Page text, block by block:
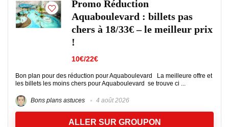
Promo Réduction
Aquaboulevard : billets pas
chers à 18/33€ – le meilleur prix
!
10€/22€
Bon plan pour des réduction pour Aquaboulevard La meilleure offre et
les billets les moins chers pour Aquaboulevard se trouve ci ...
Bons plans astuces 4 août 2026
ALLER SUR GROUPON